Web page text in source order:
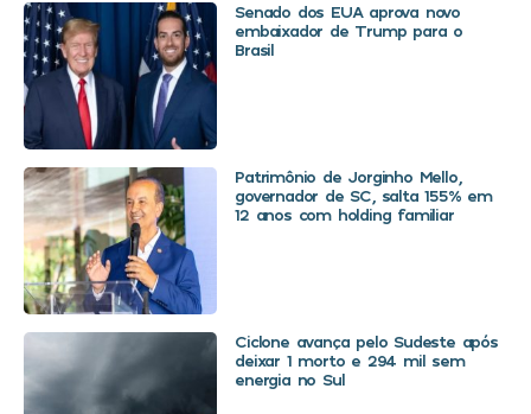
Senado dos EUA aprova novo
embaixador de Trump para o
Brasil
Patrimônio de Jorginho Mello,
governador de SC, salta 155% em
12 anos com holding familiar
Ciclone avança pelo Sudeste após
deixar 1 morto e 294 mil sem
energia no Sul